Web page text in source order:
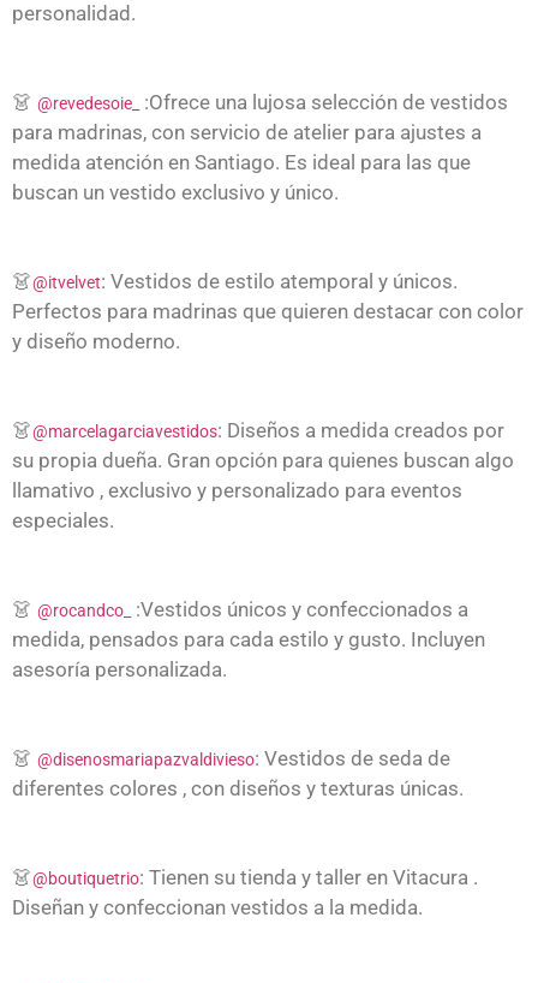
personalidad.
👗 @revedesoie_
:Ofrece una lujosa selección de vestidos
para madrinas, con servicio de atelier para ajustes a
medida atención en Santiago. Es ideal para las que
buscan un vestido exclusivo y único.
👗@itvelvet: Vestidos de estilo atemporal y únicos.
Perfectos para madrinas que quieren destacar con color
y diseño moderno.
👗@marcelagarciavestidos: Diseños a medida creados por
su propia dueña. Gran opción para quienes buscan algo
llamativo , exclusivo y personalizado para eventos
especiales.
👗 @rocandco_
:Vestidos únicos y confeccionados a
medida, pensados para cada estilo y gusto. Incluyen
asesoría personalizada.
👗 @disenosmariapazvaldivieso: Vestidos de seda de
diferentes colores , con diseños y texturas únicas.
👗@boutiquetrio: Tienen su tienda y taller en Vitacura .
Diseñan y confeccionan vestidos a la medida.